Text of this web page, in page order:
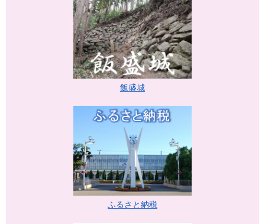
飯盛城
ふるさと納税